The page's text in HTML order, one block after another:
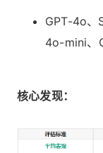
GPT-4o、
4o-mini、
核心发现：